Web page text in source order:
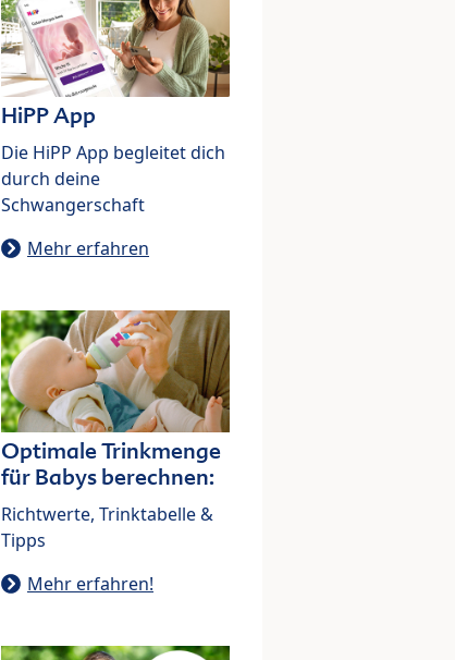
HiPP App
Die HiPP App begleitet dich
durch deine
Schwangerschaft
Mehr erfahren
Optimale Trinkmenge
für Babys berechnen:
Richtwerte, Trinktabelle &
Tipps
Mehr erfahren!